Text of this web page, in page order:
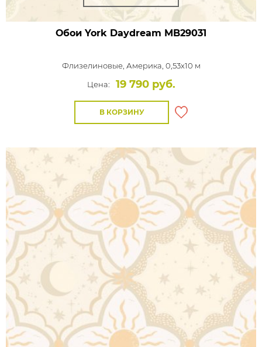
Обои York Daydream MB29031
Флизелиновые, Америка, 0,53x10 м
Цена:
19 790 руб.
В КОРЗИНУ